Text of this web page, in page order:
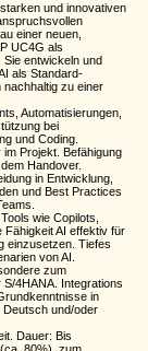
und innovativen
einer neuen,
UC4G als
entwickeln und
als Standard-
nachhaltig zu einer
Automatisierungen,
bei
und Coding.
Projekt. Befähigung
Handover.
in Entwicklung,
und Best Practices
wie Copilots,
Fähigkeit AI effektiv für
einzusetzen. Tiefes
von AI.
zum
4HANA. Integrations
in
Deutsch und/oder
Dauer: Bis